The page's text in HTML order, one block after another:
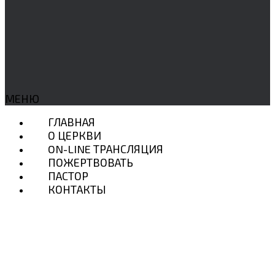
МЕНЮ
ГЛАВНАЯ
О ЦЕРКВИ
ON-LINE ТРАНСЛЯЦИЯ
ПОЖЕРТВОВАТЬ
ПАСТОР
КОНТАКТЫ